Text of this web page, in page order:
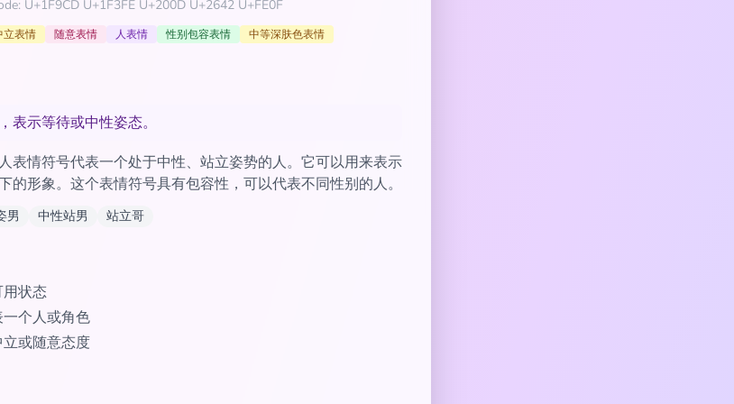
U+1F9CD U+1F3FE U+200D U+2642 U+FE0F
立表情 随意表情 人表情 性别包容表情 中等深肤色表情
表示等待或中性姿态。
表情符号代表一个处于中性、站立姿势的人。它可以用来表示
的形象。这个表情符号具有包容性，可以代表不同性别的人。
男 中性站男 站立哥
状态
个人或角色
或随意态度